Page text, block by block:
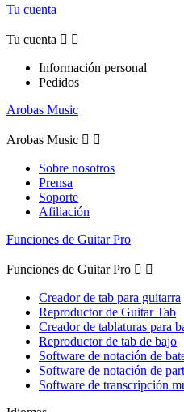
Tu cuenta
Tu cuenta  
Información personal
Pedidos
Arobas Music
Arobas Music  
Sobre nosotros
Prensa
Soporte
Afiliación
Funciones de Guitar Pro
Funciones de Guitar Pro  
Creador de tab para guitarra
Reproductor de Guitar Tab
Creador de tablaturas para
Reproductor de tab de bajo
Software de notación de
Software de notación de
Software de transcripción